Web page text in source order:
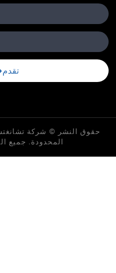
© شركة تشانغتشو نيو
المحدودة. جميع الحقوق